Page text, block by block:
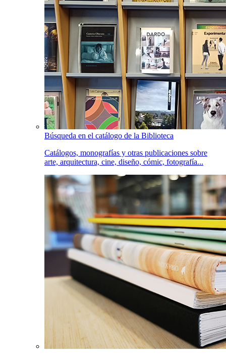
Búsqueda en el catálogo de la Biblioteca
Catálogos, monografías y otras publicaciones sobre
arte, arquitectura, cine, diseño, cómic, fotografía...